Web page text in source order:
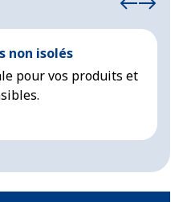
non isolés
pour vos produits et